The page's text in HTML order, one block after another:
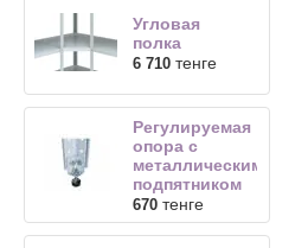
Угловая
полка
6 710 тенге
Регулируемая
опора с
металлическим
подпятником
670 тенге